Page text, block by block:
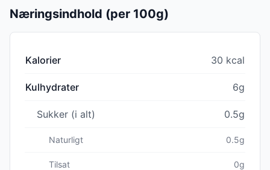
Næringsindhold (per 100g)
Kalorier 30 kcal
Kulhydrater 6g
Sukker (i alt) 0.5g
Naturligt 0.5g
Tilsat 0g